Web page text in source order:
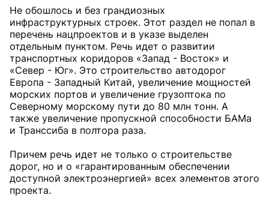
Не обошлось и без грандиозных
инфраструктурных строек. Этот раздел не попал в
перечень нацпроектов и в указе выделен
отдельным пунктом. Речь идет о развитии
транспортных коридоров «Запад - Восток» и
«Север - Юг». Это строительство автодорог
Европа - Западный Китай, увеличение мощностей
морских портов и увеличение грузоптока по
Северному морскому пути до 80 млн тонн. А
также увеличение пропускной способности БАМа
и Транссиба в полтора раза.
Причем речь идет не только о строительстве
дорог, но и о «гарантированным обеспечении
доступной электроэнергией» всех элементов этого
проекта.